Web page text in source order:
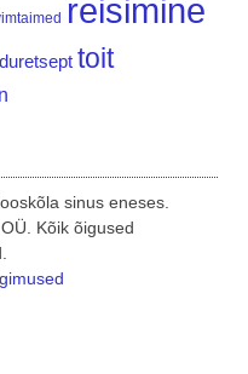
reisimine
toit
sinus eneses.
Kõik õigused